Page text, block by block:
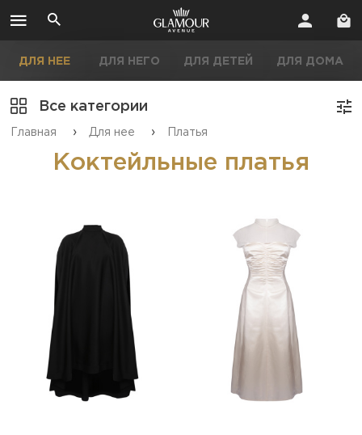
ДЛЯ НЕЕ ДЛЯ НЕГО ДЛЯ ДЕТЕЙ ДЛЯ ДОМА
Все категории
Главная › Для нее › Платья
Коктейльные платья